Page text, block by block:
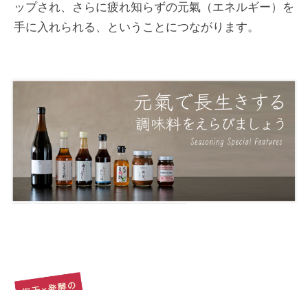
ップされ、さらに疲れ知らずの元氣（エネルギー）を
手に入れられる、ということにつながります。